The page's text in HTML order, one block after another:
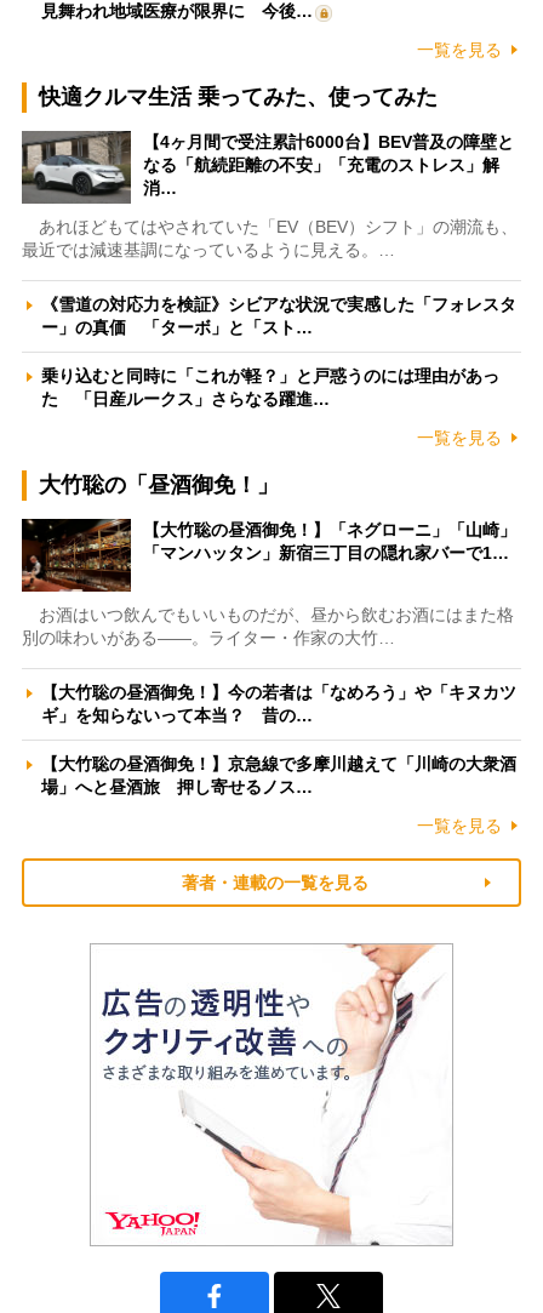
見舞われ地域医療が限界に 今後…
一覧を見る
快適クルマ生活 乗ってみた、使ってみた
【4ヶ月間で受注累計6000台】BEV普及の障壁と
なる「航続距離の不安」「充電のストレス」解
消…
あれほどもてはやされていた「EV（BEV）シフト」の潮流も、
最近では減速基調になっているように見える。…
《雪道の対応力を検証》シビアな状況で実感した「フォレスタ
ー」の真価 「ターボ」と「スト…
乗り込むと同時に「これが軽？」と戸惑うのには理由があっ
た 「日産ルークス」さらなる躍進…
一覧を見る
大竹聡の「昼酒御免！」
【大竹聡の昼酒御免！】「ネグローニ」「山崎」
「マンハッタン」新宿三丁目の隠れ家バーで1…
お酒はいつ飲んでもいいものだが、昼から飲むお酒にはまた格
別の味わいがある――。ライター・作家の大竹…
【大竹聡の昼酒御免！】今の若者は「なめろう」や「キヌカツ
ギ」を知らないって本当？ 昔の…
【大竹聡の昼酒御免！】京急線で多摩川越えて「川崎の大衆酒
場」へと昼酒旅 押し寄せるノス…
一覧を見る
著者・連載の一覧を見る